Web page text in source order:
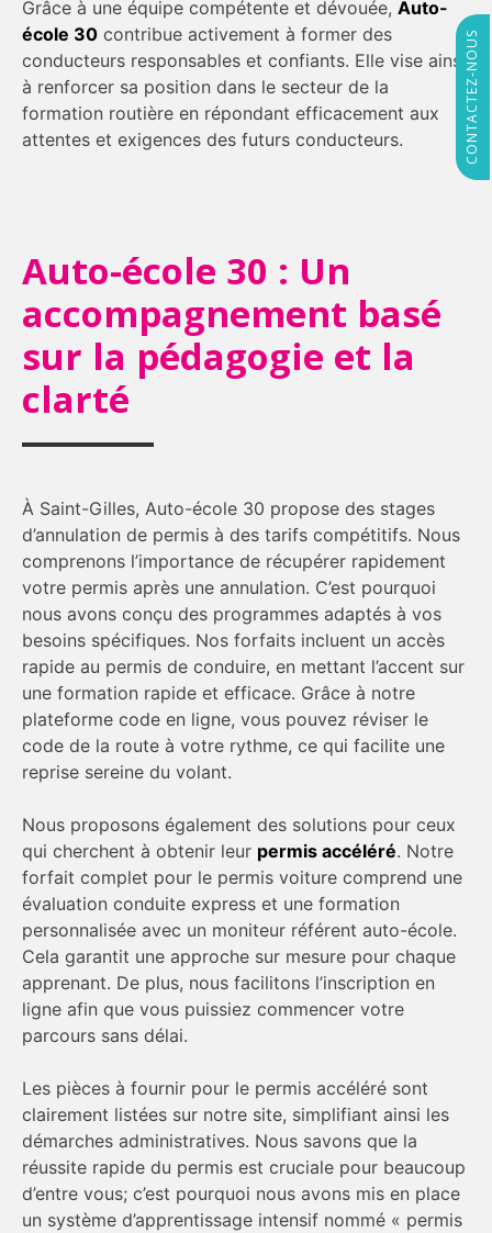
Grâce à une équipe compétente et dévouée, Auto-
école 30 contribue activement à former des
conducteurs responsables et confiants. Elle vise ainsi
à renforcer sa position dans le secteur de la
formation routière en répondant efficacement aux
attentes et exigences des futurs conducteurs.
Auto-école 30 : Un
accompagnement basé
sur la pédagogie et la
clarté
À Saint-Gilles, Auto-école 30 propose des stages
d’annulation de permis à des tarifs compétitifs. Nous
comprenons l’importance de récupérer rapidement
votre permis après une annulation. C’est pourquoi
nous avons conçu des programmes adaptés à vos
besoins spécifiques. Nos forfaits incluent un accès
rapide au permis de conduire, en mettant l’accent sur
une formation rapide et efficace. Grâce à notre
plateforme code en ligne, vous pouvez réviser le
code de la route à votre rythme, ce qui facilite une
reprise sereine du volant.
Nous proposons également des solutions pour ceux
qui cherchent à obtenir leur permis accéléré. Notre
forfait complet pour le permis voiture comprend une
évaluation conduite express et une formation
personnalisée avec un moniteur référent auto-école.
Cela garantit une approche sur mesure pour chaque
apprenant. De plus, nous facilitons l’inscription en
ligne afin que vous puissiez commencer votre
parcours sans délai.
Les pièces à fournir pour le permis accéléré sont
clairement listées sur notre site, simplifiant ainsi les
démarches administratives. Nous savons que la
réussite rapide du permis est cruciale pour beaucoup
d’entre vous; c’est pourquoi nous avons mis en place
un système d’apprentissage intensif nommé « permis
CONTACTEZ-NOUS